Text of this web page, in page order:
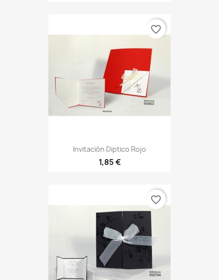
Invitación Diptico Rojo
1,85 €
favorite_border
favorite_border